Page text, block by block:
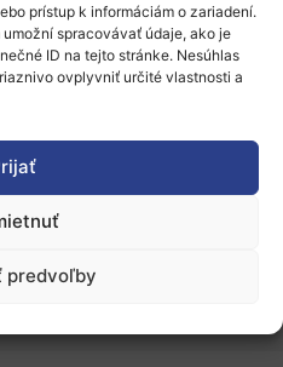
prístup k informáciám o zariadení.
spracovávať údaje, ako je
ID na tejto stránke. Nesúhlas
ovplyvniť určité vlastnosti a
predvoľby
pobyty
Slovensko. Portál
vedecko-technických